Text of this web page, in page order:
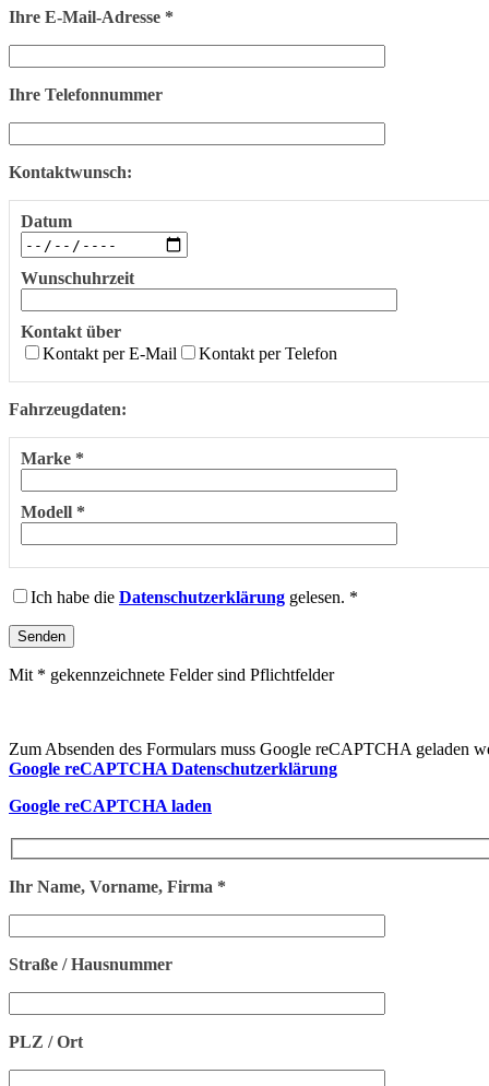
Ihre E-Mail-Adresse *
Ihre Telefonnummer
Kontaktwunsch:
Datum
Wunschuhrzeit
Kontakt über
Kontakt per E-Mail
Kontakt per Telefon
Fahrzeugdaten:
Marke *
Modell *
Ich habe die Datenschutzerklärung gelesen. *
Mit * gekennzeichnete Felder sind Pflichtfelder
Zum Absenden des Formulars muss Google reCAPTCHA geladen
Google reCAPTCHA Datenschutzerklärung
Google reCAPTCHA laden
Ihr Name, Vorname, Firma *
Straße / Hausnummer
PLZ / Ort